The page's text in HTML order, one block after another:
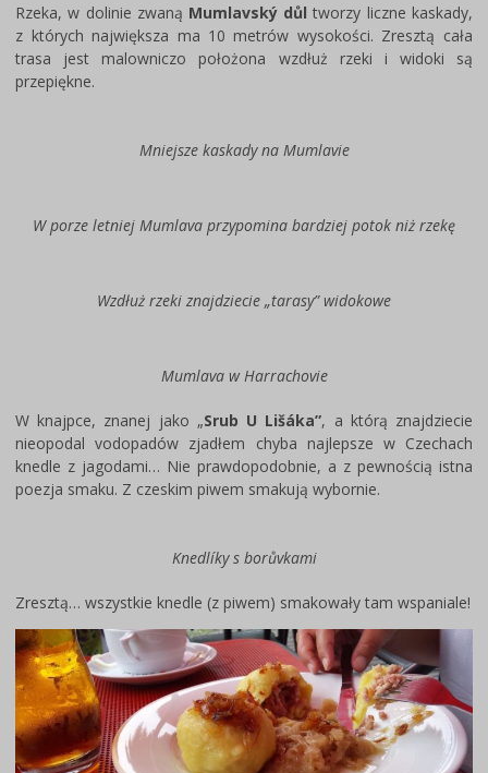
Rzeka, w dolinie zwaną Mumlavský důl tworzy liczne kaskady,
z których największa ma 10 metrów wysokości. Zresztą cała
trasa jest malowniczo położona wzdłuż rzeki i widoki są
przepiękne.
Mniejsze kaskady na Mumlavie
W porze letniej Mumlava przypomina bardziej potok niż rzekę
Wzdłuż rzeki znajdziecie „tarasy” widokowe
Mumlava w Harrachovie
W knajpce, znanej jako „Srub U Lišáka”, a którą znajdziecie
nieopodal vodopadów zjadłem chyba najlepsze w Czechach
knedle z jagodami… Nie prawdopodobnie, a z pewnością istna
poezja smaku. Z czeskim piwem smakują wybornie.
Knedlíky s borůvkami
Zresztą… wszystkie knedle (z piwem) smakowały tam wspaniale!